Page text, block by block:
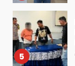
5